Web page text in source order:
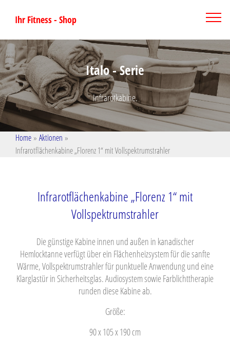
Ihr Fitness - Shop
Italo - Serie
Infrarotkabine.
Home » Aktionen »
Infrarotflächenkabine „Florenz 1“ mit Vollspektrumstrahler
Infrarotflächenkabine „Florenz 1“ mit
Vollspektrumstrahler
Die günstige Kabine innen und außen in kanadischer
Hemlocktanne verfügt über ein Flächenheizsystem für die sanfte
Wärme, Vollspektrumstrahler für punktuelle Anwendung und eine
Klarglastür in Sicherheitsglas. Audiosystem sowie Farblichttherapie
runden diese Kabine ab.
Größe:
90 x 105 x 190 cm